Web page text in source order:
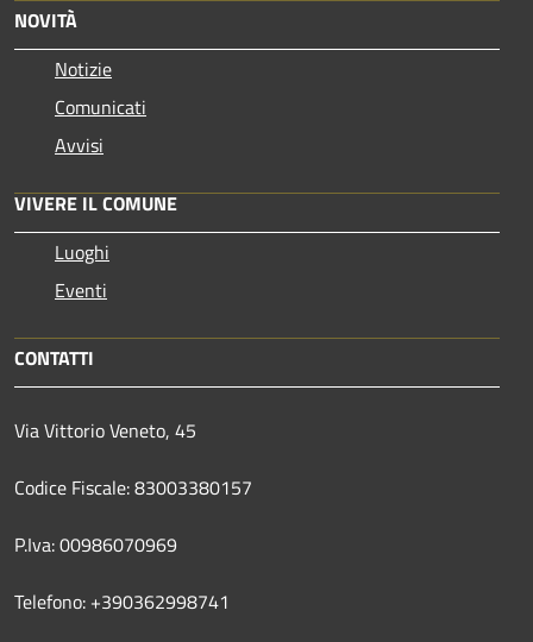
NOVITÀ
Notizie
Comunicati
Avvisi
VIVERE IL COMUNE
Luoghi
Eventi
CONTATTI
Via Vittorio Veneto, 45
Codice Fiscale: 83003380157
P.Iva: 00986070969
Telefono: +390362998741